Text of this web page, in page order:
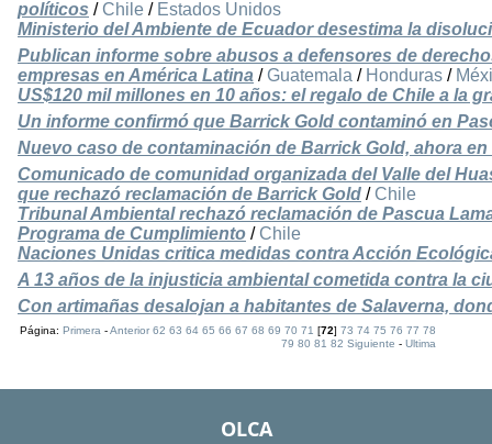
políticos / Chile / Estados Unidos
Ministerio del Ambiente de Ecuador desestima la
Publican informe sobre abusos a defensores de
empresas en América Latina / Guatemala / Honduras /
US$120 mil millones en 10 años: el regalo de Chile a la
Un informe confirmó que Barrick Gold contaminó en
Nuevo caso de contaminación de Barrick Gold, ahora en
Comunicado de comunidad organizada del Valle del
que rechazó reclamación de Barrick Gold / Chile
Tribunal Ambiental rechazó reclamación de Pascua
Programa de Cumplimiento / Chile
Naciones Unidas critica medidas contra Acción
A 13 años de la injusticia ambiental cometida contra la
Con artimañas desalojan a habitantes de Salaverna,
Página:Primera -Anterior 62 63 64 65 66 67 68 69 70 71 [72]73 74 75 76 77 78
79 80 81 82 Siguiente -Ultima
OLCA